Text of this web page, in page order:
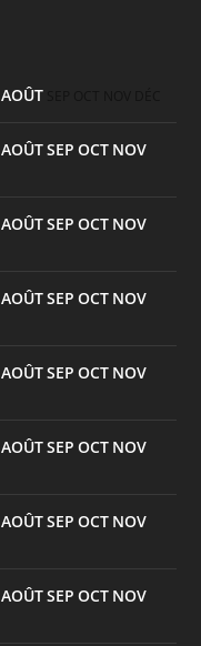
AOÛT
AOÛTSEP OCT NOV
AOÛTSEP OCT NOV
AOÛTSEP OCT NOV
AOÛTSEP OCT NOV
AOÛTSEP OCT NOV
AOÛTSEP OCT NOV
AOÛTSEP OCT NOV